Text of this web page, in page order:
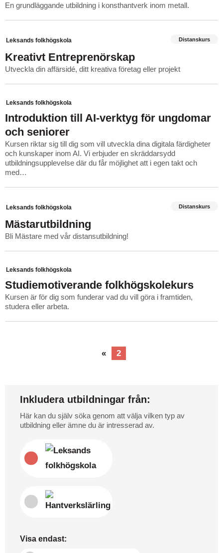
Zhang & Snow Yu 2023
En grundläggande utbildning i konsthantverk inom metall.
Leksands folkhögskola Distanskurs
Kreativt Entreprenörskap
Utveckla din affärsidé, ditt kreativa företag eller projekt
Leksands folkhögskola
Introduktion till AI-verktyg för ungdomar
och seniorer
Kursen riktar sig till dig som vill utveckla dina digitala färdigheter
och kunskaper inom AI. Vi erbjuder en skräddarsydd
utbildningsupplevelse där du får möjlighet att i egen takt och
med…
Leksands folkhögskola Distanskurs
Mästarutbildning
Bli Mästare med vår distansutbildning!
Leksands folkhögskola
Studiemotiverande folkhögskolekurs
Kursen är för dig som funderar vad du vill göra i framtiden,
studera eller arbeta.
« 2
Inkludera utbildningar från:
Här kan du själv söka genom att välja vilken typ av
utbildning eller ämne du är intresserad av.
Visa endast: